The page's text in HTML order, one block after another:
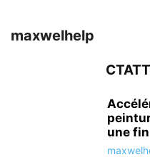
maxwelhelp
une